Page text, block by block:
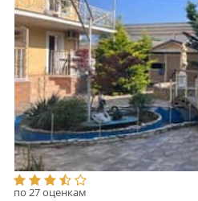
по 27 оценкам